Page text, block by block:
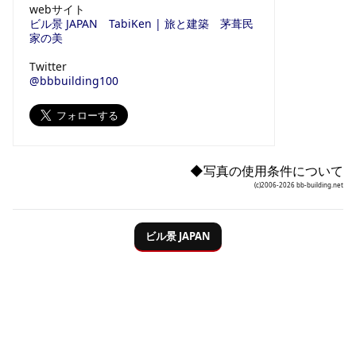
webサイト
ビル景 JAPAN
TabiKen | 旅と建築
茅葺民
家の美
Twitter
@bbbuilding100
◆写真の使用条件について
(c)2006-2026 bb-building.net
ビル景 JAPAN